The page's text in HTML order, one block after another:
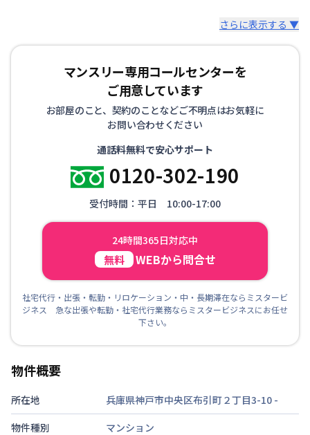
さらに表示する ▼
マンスリー専用コールセンターを
ご用意しています
お部屋のこと、契約のことなどご不明点はお気軽に
お問い合わせください
通話料無料で安心サポート
0120-302-190
受付時間：平日 10:00-17:00
24時間365日対応中
無料 WEBから問合せ
社宅代行・出張・転勤・リロケーション・中・長期滞在ならミスタービ
ジネス 急な出張や転勤・社宅代行業務ならミスタービジネスにお任せ
下さい。
物件概要
所在地 兵庫県神戸市中央区布引町２丁目3-10 -
物件種別
マンション